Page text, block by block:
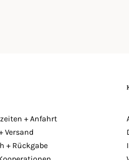
+ Anfahrt
Versand
+ Rückgabe